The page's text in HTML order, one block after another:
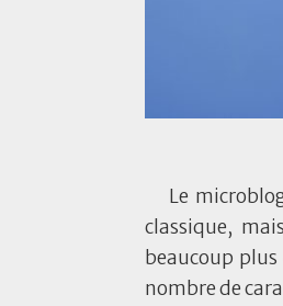
Le
classique,
beaucoup
nombre de